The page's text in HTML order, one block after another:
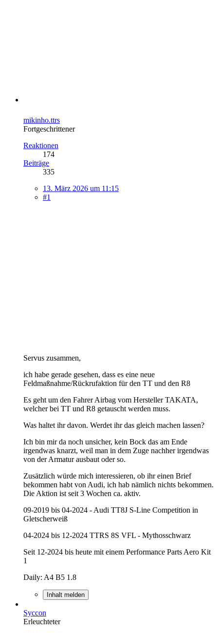
mikinho.ttrs
Fortgeschrittener
Reaktionen
174
Beiträge
335
13. März 2026 um 11:15
#1
Servus zusammen,
ich habe gerade gesehen, dass es eine neue
Feldmaßnahme/Rückrufaktion für den TT und den R8
Es geht um den Fahrer Airbag vom Hersteller TAKATA,
welcher bei TT und R8 getauscht werden muss.
Was haltet ihr davon. Werdet ihr das gleich machen lassen?
Ich bin mir da noch unsicher, kein Bock das am Ende
irgendwas knarzt, weil man in dem Zuge nachher irgendwas
von der Armatur ausbaut oder so.
Zusätzlich würde mich interessieren, ob ihr einen Brief
bekommen habt von Audi, ich hab nämlich nichts bekommen.
Die Aktion ist seit 3 Wochen ca. aktiv.
09-2019 bis 04-2024 - Audi TT8J S-Line Competition in
Gletscherweiß
04-2024 bis 12-2024 TTRS 8S VFL - Mythosschwarz
Seit 12-2024 bis heute mit einem Performance Parts Aero Kit
1
Daily: A4 B5 1.8
Inhalt melden
Syccon
Erleuchteter